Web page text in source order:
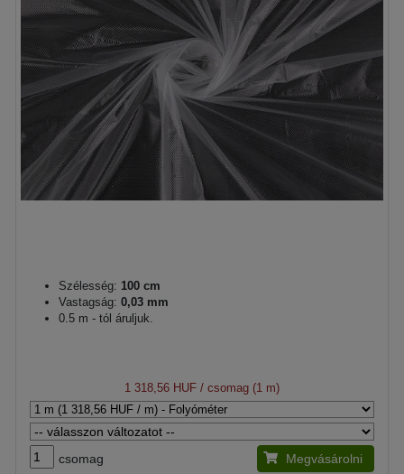
Szélesség: 100 cm
Vastagság: 0,03 mm
0.5 m - tól áruljuk.
1 318,56 HUF / csomag (1 m)
csomag Megvásárolni